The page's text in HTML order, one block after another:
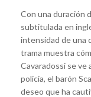
Con una duración
subtitulada en
intensidad de una
trama muestra
Cavaradossi se ve
policía, el barón
deseo que ha